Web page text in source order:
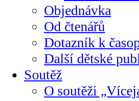
Objednávka
Od čtenářů
Dotazník k
Další dětské
Soutěž
O soutěži